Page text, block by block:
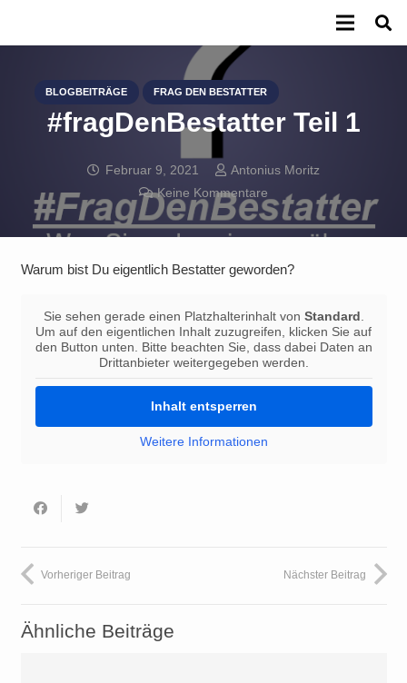
BLOGBEITRÄGE FRAG DEN BESTATTER
#fragDenBestatter Teil 1
Februar 9, 2021
Antonius Moritz
Keine Kommentare
Warum bist Du eigentlich Bestatter geworden?
Sie sehen gerade einen Platzhalterinhalt von Standard
Um auf den eigentlichen Inhalt zuzugreifen, klicken Sie auf
den Button unten. Bitte beachten Sie, dass dabei Daten an
Drittanbieter weitergegeben werden.
Inhalt entsperren
Weitere Informationen
Vorheriger Beitrag Nächster Beitrag
Ähnliche Beiträge